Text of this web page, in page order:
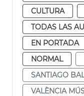
CULTURA
TODAS LAS
EN PORTADA
NORMAL
SANTIAGO
VALÈNCIA